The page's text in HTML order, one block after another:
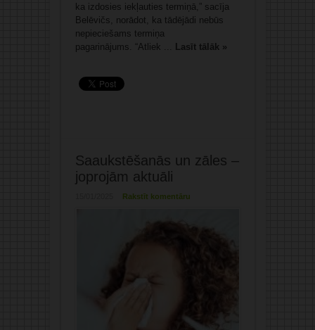
ka izdosies iekļauties termiņā,” sacīja
Belēvičs, norādot, ka tādējādi nebūs
nepieciešams termiņa
pagarinājums. “Atliek ... Lasīt tālāk »
Saaukstēšanās un zāles –
joprojām aktuāli
Rakstīt komentāru